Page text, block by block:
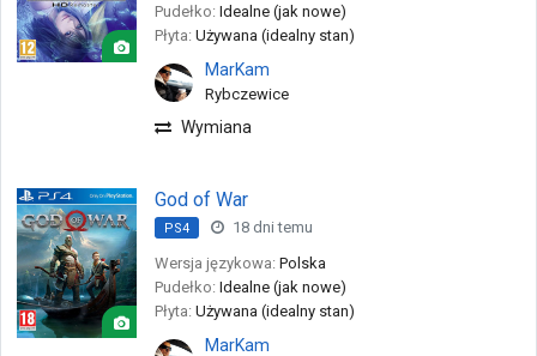
Pudełko: Idealne (jak nowe)
Płyta: Używana (idealny stan)
MarKam
Rybczewice
Wymiana
God of War
PS4
18 dni temu
Wersja językowa: Polska
Pudełko: Idealne (jak nowe)
Płyta: Używana (idealny stan)
MarKam